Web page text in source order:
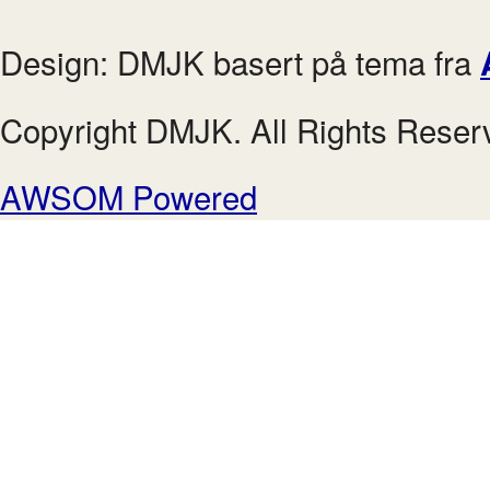
Design: DMJK basert på tema fra
Copyright DMJK. All Rights
AWSOM Powered